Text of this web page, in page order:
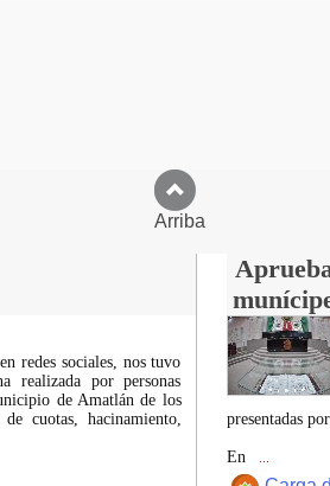
Arriba
redes sociales, nos tuvo
realizada por personas
de Amatlán de los
cuotas, hacinamiento,
presentadas
En